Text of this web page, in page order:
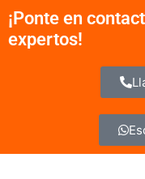
contenido
¡Ponte en
expertos!